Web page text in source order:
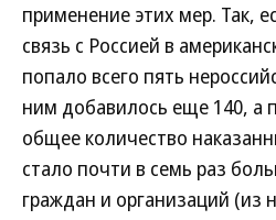
применение этих мер. Так,
связь с Россией в
попало всего пять
ним добавилось еще 140, а
общее количество
стало почти в семь раз
граждан и организаций (из